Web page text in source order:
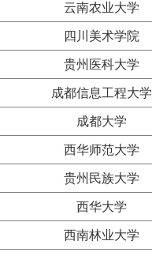
云南农业大学
四川美术学院
贵州医科大学
成都信息工程大学
成都大学
西华师范大学
贵州民族大学
西华大学
西南林业大学